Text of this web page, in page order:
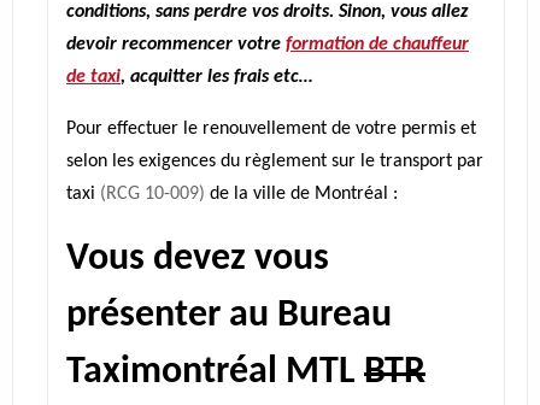
conditions, sans perdre vos droits. Sinon, vous allez
devoir recommencer votre formation de chauffeur
de taxi, acquitter les frais etc…
Pour effectuer le renouvellement de votre permis et
selon les exigences du règlement sur le transport par
taxi (RCG 10-009) de la ville de Montréal :
Vous devez vous
présenter au Bureau
Taximontréal MTL BTR